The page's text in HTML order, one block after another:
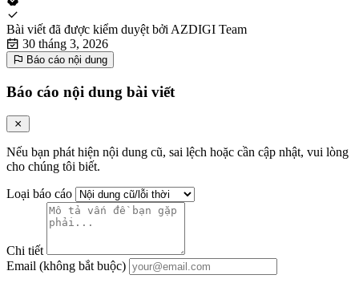
Bài viết đã được kiểm duyệt bởi AZDIGI Team
30 tháng 3, 2026
Báo cáo nội dung
Báo cáo nội dung bài viết
Nếu bạn phát hiện nội dung cũ, sai lệch hoặc cần cập nhật, vui lòng
cho chúng tôi biết.
Loại báo cáo
Chi tiết
Email (không bắt buộc)